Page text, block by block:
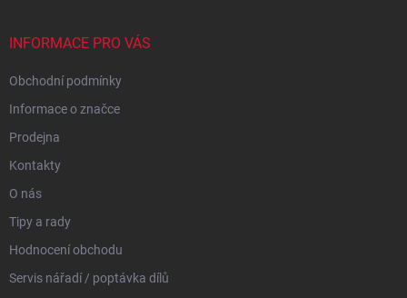
INFORMACE PRO VÁS
Obchodní podmínky
Informace o značce
Prodejna
Kontakty
O nás
Tipy a rady
Hodnocení obchodu
Servis nářadí / poptávka dílů